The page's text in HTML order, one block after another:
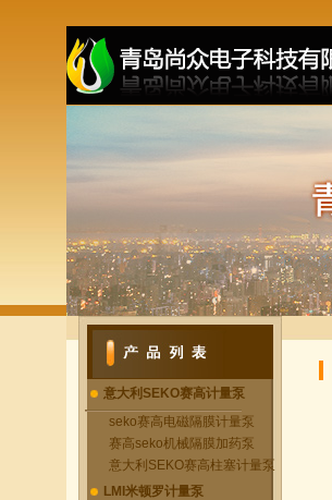
意大利SEKO赛高计量泵
seko赛高电磁隔膜计量泵
赛高seko机械隔膜加药泵
意大利SEKO赛高柱塞计量泵
LMI米顿罗计量泵